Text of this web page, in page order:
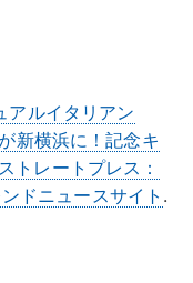
アルイタリアン
新横浜に！記念キ
ストレートプレス：
ドニュースサイト .